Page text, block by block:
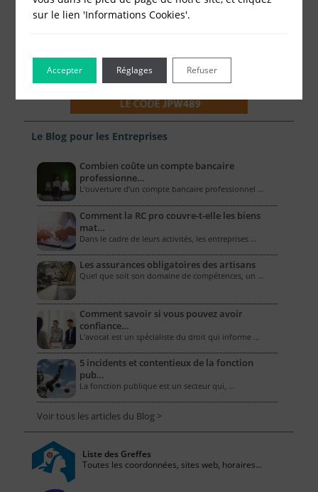
Le Blog pour les Entreprises
Combien coûte un compte bancaire
professionne…
L’ouverture d’un compte bancaire professionnel …
Comment la RC pro couvre-t-elle les biens
mat…
Dans le cadre de leurs activités, les entreprises …
Les assurances obligatoires des artisans
Quel que soit son domaine de compétences, un …
Comment savoir si vous pouvez avoir
confiance…
L'avocat est un spécialiste du droit qui informe …
5 incidents et contentieux de la fonction
pub…
La fonction publique est un secteur qui, …
Voir tous les articles du Blog >
Liste des Greffes
Toutes les coordonnées, sites web, horaires...
sur le lien 'Informations Cookies'.
Accepter Refuser
Réglages